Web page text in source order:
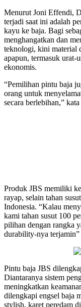
Menurut Joni Effendi,
terjadi saat ini adalah
kayu ke baja. Bagi
menghangatkan dan
teknologi, kini material
apapun, termasuk urat-
ekonomis.
“Pemilihan pintu baja
orang untuk
secara berlebihan,”
Produk JBS memiliki
rayap, selain tahan
Indonesia. “Kalau
kami tahan susut 100
pilihan dengan rangka
durability-nya terjamin”
Pintu baja JBS
Diantaranya sistem
meningkatkan
dilengkapi engsel baja
stylish, karet peredam